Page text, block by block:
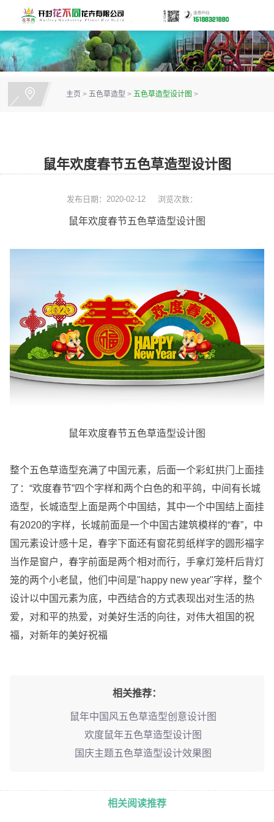
主页 > 五色草造型 > 五色草造型设计图 >
鼠年欢度春节五色草造型设计图
发布日期：2020-02-12 浏览次数：
鼠年欢度春节五色草造型设计图
鼠年欢度春节五色草造型设计图
整个五色草造型充满了中国元素，后面一个彩虹拱门上面挂
了：“欢度春节”四个字样和两个白色的和平鸽，中间有长城
造型，长城造型上面是两个中国结，其中一个中国结上面挂
有2020的字样，长城前面是一个中国古建筑模样的“春”，中
国元素设计感十足，春字下面还有窗花剪纸样字的圆形福字
当作是窗户，春字前面是两个相对而行，手拿灯笼杆后背灯
笼的两个小老鼠，他们中间是"happy new year"字样，整个
设计以中国元素为底，中西结合的方式表现出对生活的热
爱，对和平的热爱，对美好生活的向往，对伟大祖国的祝
福，对新年的美好祝福
相关推荐：
鼠年中国风五色草造型创意设计图
欢度鼠年五色草造型设计图
国庆主题五色草造型设计效果图
相关阅读推荐